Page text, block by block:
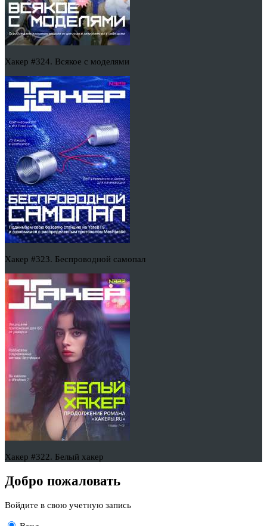
Хакер #324. Всякое с моделями
Хакер #323. Беспроводной самопал
Хакер #322. Белый хакер
Добро пожаловать
Войдите в свою учетную запись